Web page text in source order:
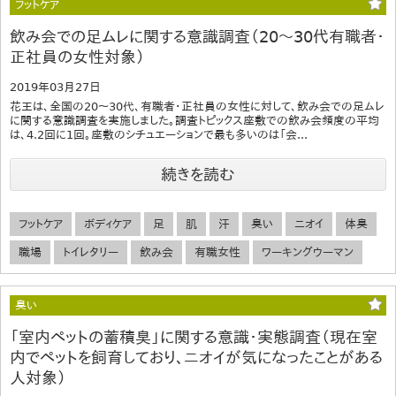
フットケア
飲み会での足ムレに関する意識調査（20～30代有職者・
正社員の女性対象）
2019年03月27日
花王は、全国の20～30代、有職者・正社員の女性に対して、飲み会での足ムレ
に関する意識調査を実施しました。調査トピックス座敷での飲み会頻度の平均
は、4.2回に1回。座敷のシチュエーションで最も多いのは「会...
続きを読む
フットケア ボディケア 足 肌 汗 臭い ニオイ 体臭
職場 トイレタリー 飲み会 有職女性 ワーキングウーマン
臭い
「室内ペットの蓄積臭」に関する意識・実態調査（現在室
内でペットを飼育しており、ニオイが気になったことがある
人対象）